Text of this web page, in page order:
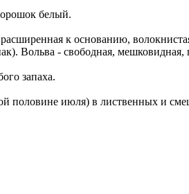
белый.
к основанию,
Вольва - свободная, мешковидная,
запаха.
половине июля) в лиственных и